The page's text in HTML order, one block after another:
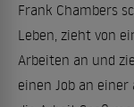
Frank Chambers
Leben, zieht von
Arbeiten an und
einen Job an einer